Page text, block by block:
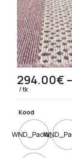
294.00€ –
tk
Kood
WND_Paola_1